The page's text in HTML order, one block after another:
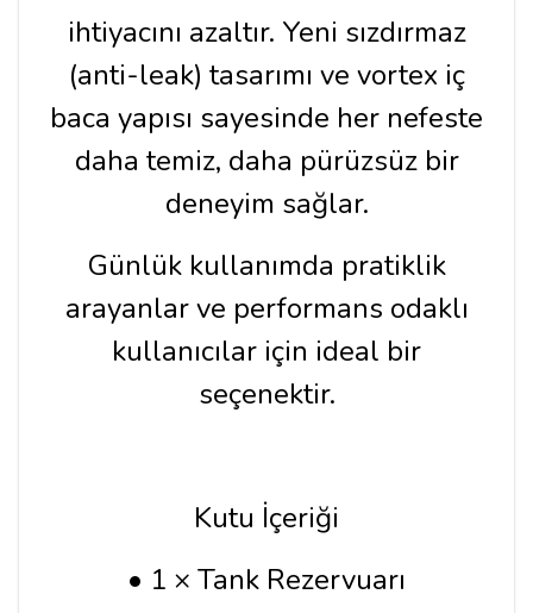
ihtiyacını azaltır. Yeni sızdırmaz
(anti-leak) tasarımı ve vortex iç
baca yapısı sayesinde her nefeste
daha temiz, daha pürüzsüz bir
deneyim sağlar.
Günlük kullanımda pratiklik
arayanlar ve performans odaklı
kullanıcılar için ideal bir
seçenektir.
Kutu İçeriği
• 1 × Tank Rezervuarı